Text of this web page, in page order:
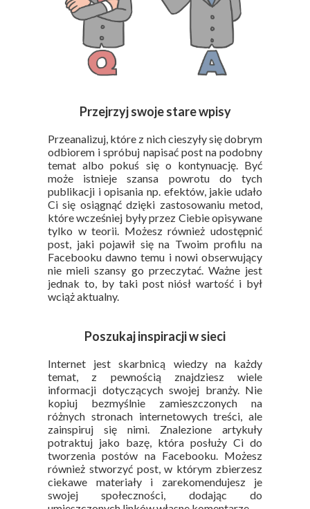
Przejrzyj swoje stare wpisy
Przeanalizuj, które z nich cieszyły się dobrym
odbiorem i spróbuj napisać post na podobny
temat albo pokuś się o kontynuację. Być
może istnieje szansa powrotu do tych
publikacji i opisania np. efektów, jakie udało
Ci się osiągnąć dzięki zastosowaniu metod,
które wcześniej były przez Ciebie opisywane
tylko w teorii. Możesz również udostępnić
post, jaki pojawił się na Twoim profilu na
Facebooku dawno temu i nowi obserwujący
nie mieli szansy go przeczytać. Ważne jest
jednak to, by taki post niósł wartość i był
wciąż aktualny.
Poszukaj inspiracji w sieci
Internet jest skarbnicą wiedzy na każdy
temat, z pewnością znajdziesz wiele
informacji dotyczących swojej branży. Nie
kopiuj bezmyślnie zamieszczonych na
różnych stronach internetowych treści, ale
zainspiruj się nimi. Znalezione artykuły
potraktuj jako bazę, która posłuży Ci do
tworzenia postów na Facebooku. Możesz
również stworzyć post, w którym zbierzesz
ciekawe materiały i zarekomendujesz je
swojej społeczności, dodając do